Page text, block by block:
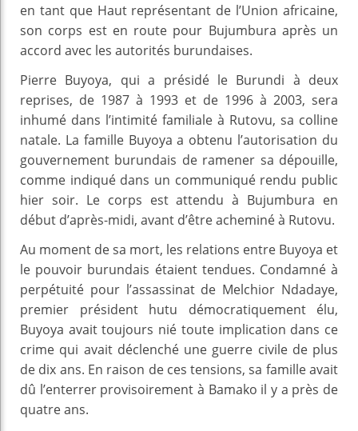
en tant que Haut représentant de l’Union africaine,
son corps est en route pour Bujumbura après un
accord avec les autorités burundaises.
Pierre Buyoya, qui a présidé le Burundi à deux
reprises, de 1987 à 1993 et de 1996 à 2003, sera
inhumé dans l’intimité familiale à Rutovu, sa colline
natale. La famille Buyoya a obtenu l’autorisation du
gouvernement burundais de ramener sa dépouille,
comme indiqué dans un communiqué rendu public
hier soir. Le corps est attendu à Bujumbura en
début d’après-midi, avant d’être acheminé à Rutovu.
Au moment de sa mort, les relations entre Buyoya et
le pouvoir burundais étaient tendues. Condamné à
perpétuité pour l’assassinat de Melchior Ndadaye,
premier président hutu démocratiquement élu,
Buyoya avait toujours nié toute implication dans ce
crime qui avait déclenché une guerre civile de plus
de dix ans. En raison de ces tensions, sa famille avait
dû l’enterrer provisoirement à Bamako il y a près de
quatre ans.